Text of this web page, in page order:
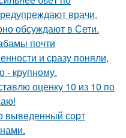
врачи.
обсуждают в Сети.
почти
и сразу поняли,
- крупному.
оценку 10 из 10 по
вывeденный сopт